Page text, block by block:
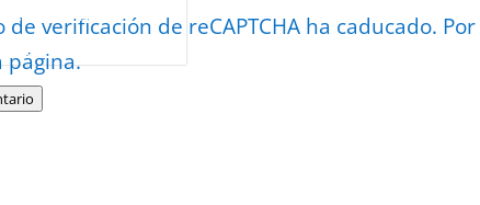
de verificación de reCAPTCHA ha caducado.
página.
reCAPTCHA